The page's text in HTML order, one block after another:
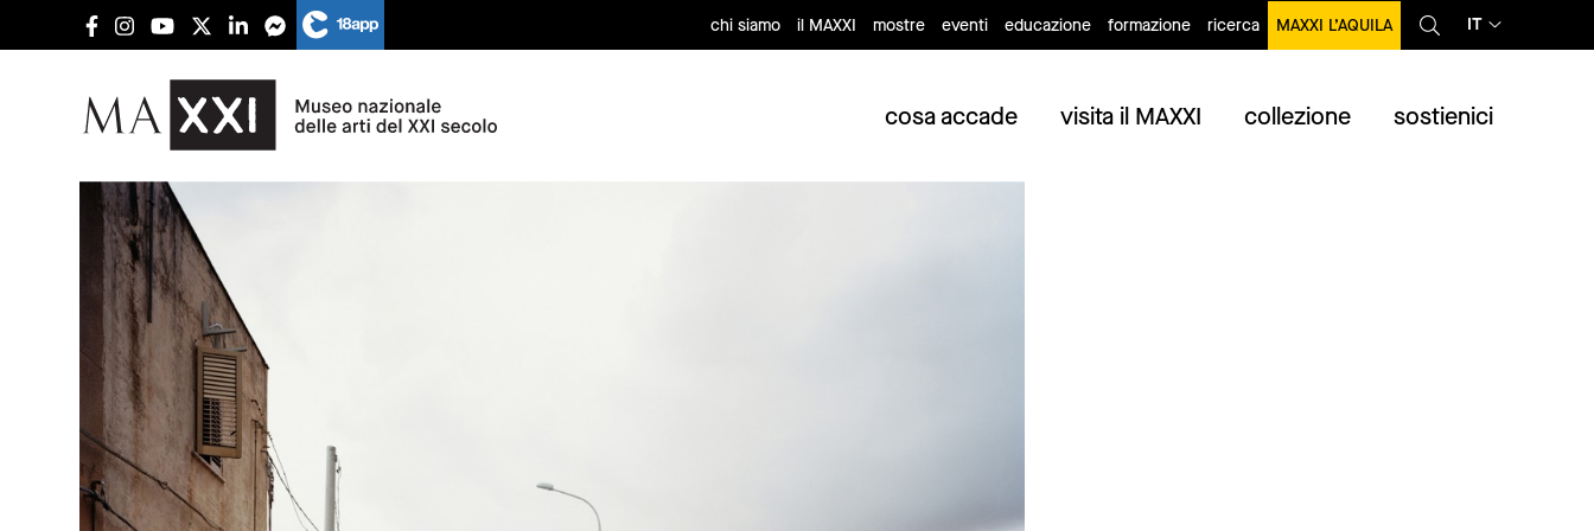
chi siamo il MAXXI mostre eventi educazione formazione ricerca MAXXI L’AQUILA IT
cosa accade visita il MAXXI collezione sostienici